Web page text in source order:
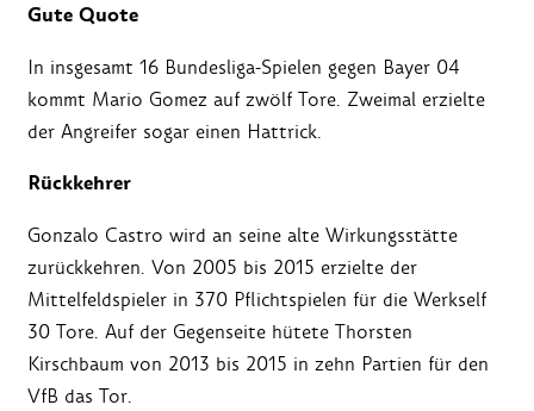
Gute Quote
In insgesamt 16 Bundesliga-Spielen gegen Bayer 04
kommt Mario Gomez auf zwölf Tore. Zweimal erzielte
der Angreifer sogar einen Hattrick.
Rückkehrer
Gonzalo Castro wird an seine alte Wirkungsstätte
zurückkehren. Von 2005 bis 2015 erzielte der
Mittelfeldspieler in 370 Pflichtspielen für die Werkself
30 Tore. Auf der Gegenseite hütete Thorsten
Kirschbaum von 2013 bis 2015 in zehn Partien für den
VfB das Tor.